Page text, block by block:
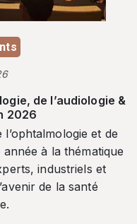
de l’audiologie &
2026
et de
année à la thématique
industriels et
de la santé